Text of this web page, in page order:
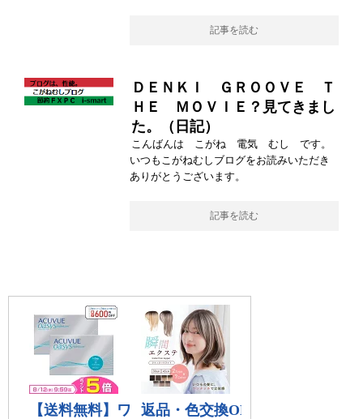
記事を読む
ＤＥＮＫＩ ＧＲＯＯＶＥ Ｔ
ＨＥ ＭＯＶＩＥ？見てきまし
た。（日記）
こんばんは こがね 電気 むし です。
いつもこがねむしブログをお読みいただき
ありがとうございます。
記事を読む